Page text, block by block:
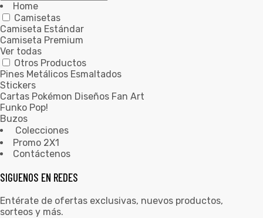
Home
Camisetas
Camiseta Estándar
Camiseta Premium
Ver todas
Otros Productos
Pines Metálicos Esmaltados
Stickers
Cartas Pokémon Diseños Fan Art
Funko Pop!
Buzos
Colecciones
Promo 2X1
Contáctenos
SIGUENOS EN REDES
Entérate de ofertas exclusivas, nuevos productos,
sorteos y más.